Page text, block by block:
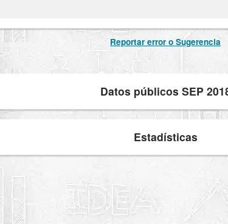
Reportar error o Sugerencia
Datos públicos SEP
Estadísticas